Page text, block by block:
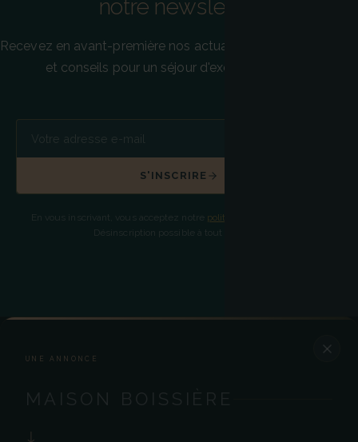
notre newsletter
Recevez en avant-première nos actualités, offres exclusives
et conseils pour un séjour d'exception à Paris.
S'INSCRIRE
En vous inscrivant, vous acceptez notre politique de confidentialité
Désinscription possible à tout moment.
UNE ANNONCE